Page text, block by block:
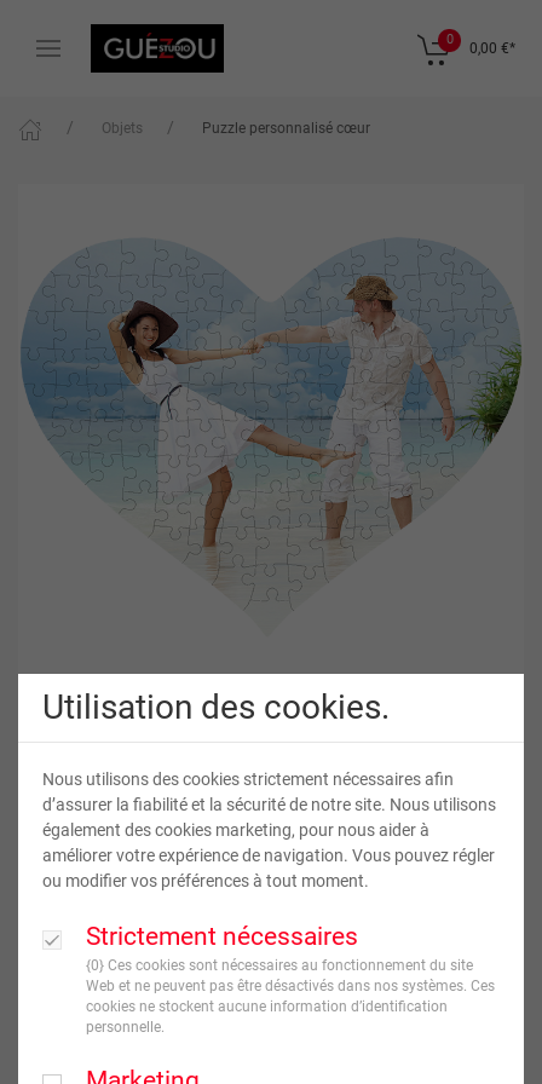
Utilisation des cookies.
Nous utilisons des cookies strictement nécessaires afin
d’assurer la fiabilité et la sécurité de notre site. Nous utilisons
également des cookies marketing, pour nous aider à
améliorer votre expérience de navigation. Vous pouvez régler
ou modifier vos préférences à tout moment.
Strictement nécessaires
{0} Ces cookies sont nécessaires au fonctionnement du site
Web et ne peuvent pas être désactivés dans nos systèmes. Ces
cookies ne stockent aucune information d’identification
personnelle.
0
0,00 €*
Objets Puzzle personnalisé cœur
Puzzle personnalisé cœur
À partir de 37,60€
TVA incluse
JE CRÉE !
jour(s) ouvré(s)
Nombre de pièces